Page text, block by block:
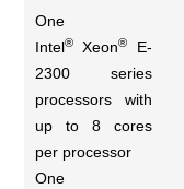
One
Intel® Xeon®
E-
2300 series
processors with
up to 8 cores
per processor
One